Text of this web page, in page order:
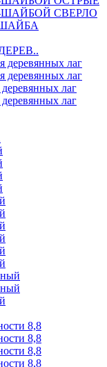
СВЕРЛО
деревянных лаг
деревянных лаг
лаг
лаг
8,8
8,8
8,8
8,8